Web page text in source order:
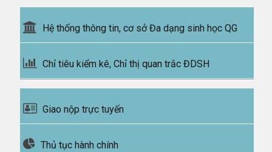
Hệ thống thông tin, cơ sở Đa dạng sinh học QG
Chỉ tiêu kiểm kê, Chỉ thị quan trắc ĐDSH
Giao nộp trực tuyến
Thủ tục hành chính